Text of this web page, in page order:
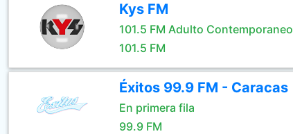
Kys FM
101.5 FM Adulto Contemporaneo
101.5 FM
Éxitos 99.9 FM - Caracas
En primera fila
99.9 FM